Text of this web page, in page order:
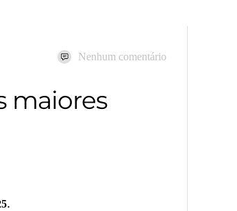
Nenhum comentário
maiores
.